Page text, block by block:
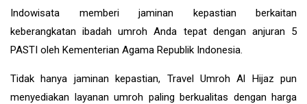
Indowisata memberi jaminan kepastian berkaitan
keberangkatan ibadah umroh Anda tepat dengan anjuran 5
PASTI oleh Kementerian Agama Republik Indonesia.
Tidak hanya jaminan kepastian, Travel Umroh Al Hijaz pun
menyediakan layanan umroh paling berkualitas dengan harga